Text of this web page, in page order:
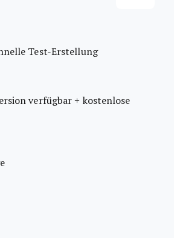
Test-Erstellung
verfügbar + kostenlose